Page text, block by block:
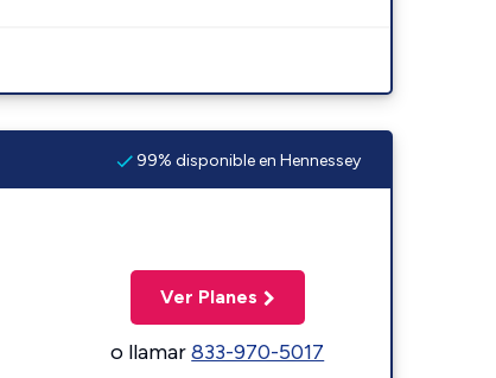
99% disponible en Hennessey
Ver Planes
o llamar833-970-5017